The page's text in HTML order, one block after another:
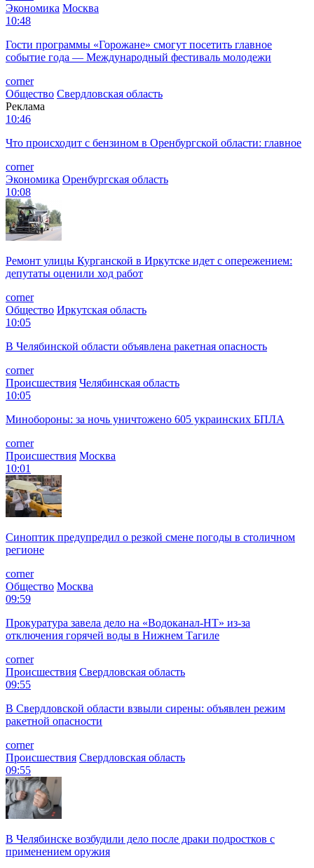
Экономика Москва
10:48
Гости программы «Горожане» смогут посетить главное
событие года — Международный фестиваль молодежи
corner
Общество Свердловская область
Реклама
10:46
Что происходит с бензином в Оренбургской области: главное
corner
Экономика Оренбургская область
10:08
Ремонт улицы Курганской в Иркутске идет с опережением:
депутаты оценили ход работ
corner
Общество Иркутская область
10:05
В Челябинской области объявлена ракетная опасность
corner
Происшествия Челябинская область
10:05
Минобороны: за ночь уничтожено 605 украинских БПЛА
corner
Происшествия Москва
10:01
Синоптик предупредил о резкой смене погоды в столичном
регионе
corner
Общество Москва
09:59
Прокуратура завела дело на «Водоканал-НТ» из-за
отключения горячей воды в Нижнем Тагиле
corner
Происшествия Свердловская область
09:55
В Свердловской области взвыли сирены: объявлен режим
ракетной опасности
corner
Происшествия Свердловская область
09:55
В Челябинске возбудили дело после драки подростков с
применением оружия